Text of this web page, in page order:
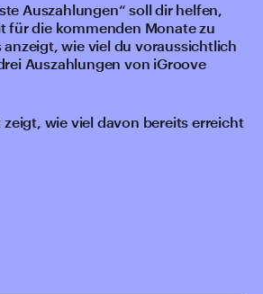
Auszahlungen“ soll dir helfen,
für die kommenden Monate zu
wie viel du voraussichtlich
Auszahlungen von iGroove
zeigt, wie viel davon bereits erreicht